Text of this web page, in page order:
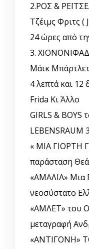
2.ΡΟΣ &
Τζέιμς Φριτς (
24 ώρες από
3.
Μάικ
4 λεπτά και 12
Frida Κι Άλλο
GIRLS & BOYS
LEBENSRAUM
« ΜΙΑ ΓΙΟΡΤΗ
παράσταση
«ΑΜΑΛΙΑ» Μια
νεοσύστατο
«ΑΜΛΕΤ» του
μεταγραφή
«ΑΝΤΙΓΟΝΗ»